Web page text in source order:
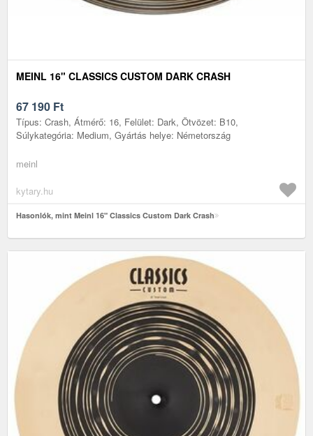
MEINL 16" CLASSICS CUSTOM DARK CRASH
67 190 Ft
Típus: Crash, Átmérő: 16, Felület: Dark, Ötvözet: B10,
Súlykategória: Medium, Gyártás helye: Németország
meinl
kytary.hu
Hasonlók, mint Meinl 16" Classics Custom Dark Crash